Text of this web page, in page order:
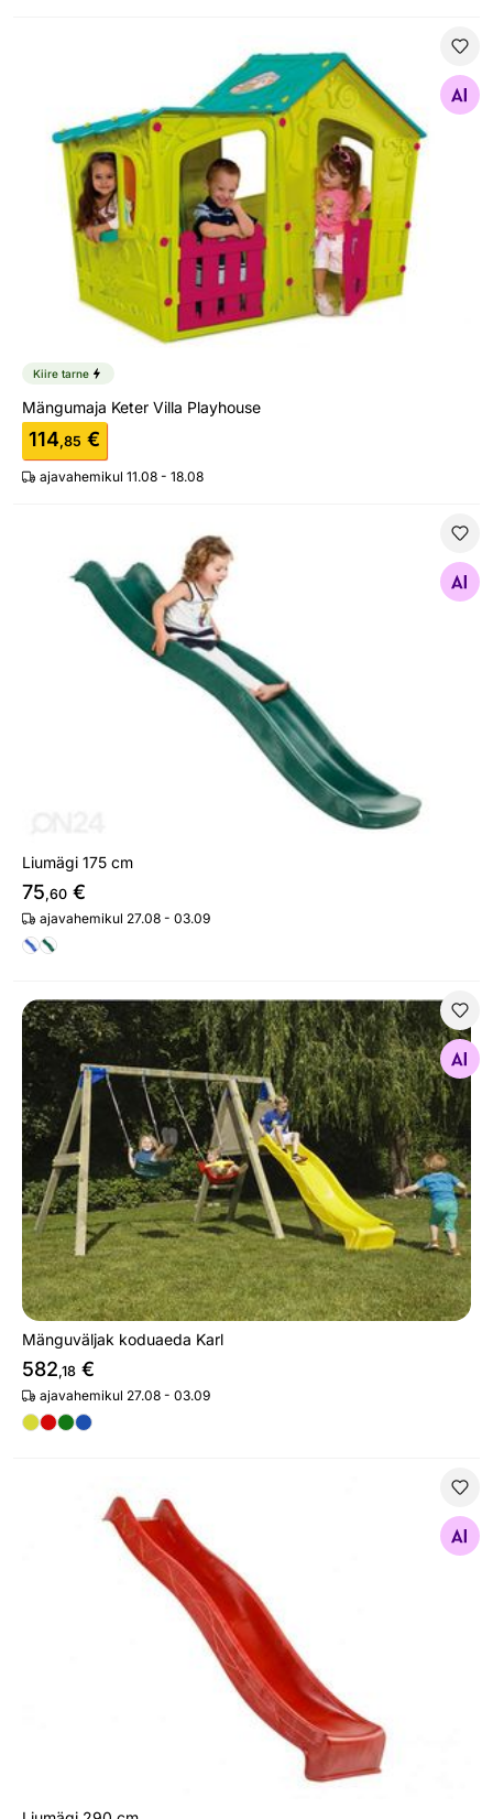
Mängumaja Keter Villa Playhouse
Otsi sarnaseid
Kiire tarne
Mängumaja Keter Villa Playhouse
114,85 €
ajavahemikul 11.08 - 18.08
Liumägi 175 cm
Liumägi 175 cm
75,60 €
ajavahemikul 27.08 - 03.09
Mänguväljak koduaeda Karl
Otsi sarnaseid
Mänguväljak koduaeda Karl
582,18 €
ajavahemikul 27.08 - 03.09
Liumägi 290 cm